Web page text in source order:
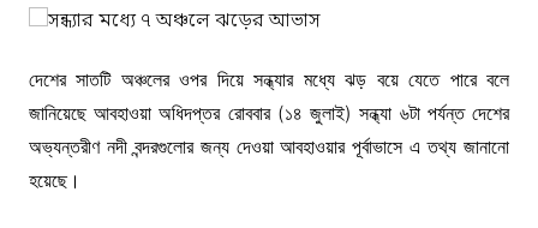
দেশের সাতটি অঞ্চলের ওপর দিয়ে সন্ধ্যার মধ্যে ঝড় বয়ে যেতে পারে বলে
জানিয়েছে আবহাওয়া অধিদপ্তর রোববার (১৪ জুলাই) সন্ধ্যা ৬টা পর্যন্ত দেশের
অভ্যন্তরীণ নদী বন্দরগুলোর জন্য দেওয়া আবহাওয়ার পূর্বাভাসে এ তথ্য জানানো
হয়েছে।